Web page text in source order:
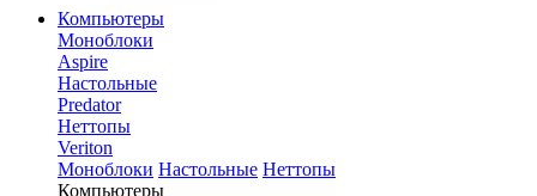
Компьютеры
Моноблоки
Aspire
Настольные
Predator
Неттопы
Veriton
Моноблоки Настольные Неттопы
Компьютеры